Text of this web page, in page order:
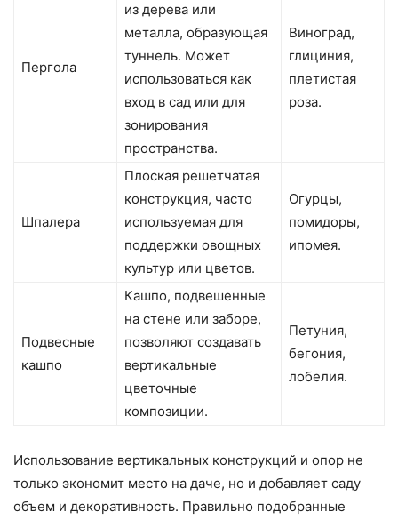
Пергола
из дерева или
металла, образующая
туннель. Может
использоваться как
вход в сад или для
зонирования
пространства.
Виноград,
глициния,
плетистая
роза.
Шпалера
Плоская решетчатая
конструкция, часто
используемая для
поддержки овощных
культур или цветов.
Огурцы,
помидоры,
ипомея.
Подвесные
кашпо
Кашпо, подвешенные
на стене или заборе,
позволяют создавать
вертикальные
цветочные
композиции.
Петуния,
бегония,
лобелия.
Использование вертикальных конструкций и опор не
только экономит место на даче, но и добавляет саду
объем и декоративность. Правильно подобранные